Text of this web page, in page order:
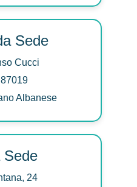
Sede
Cucci
Albanese
Sede
24